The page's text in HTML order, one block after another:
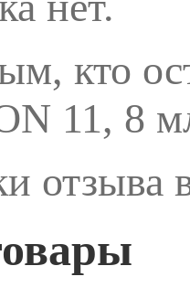
кто
11, 8
отзыва